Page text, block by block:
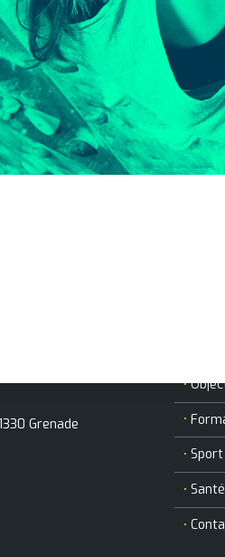
Grenade
Santé